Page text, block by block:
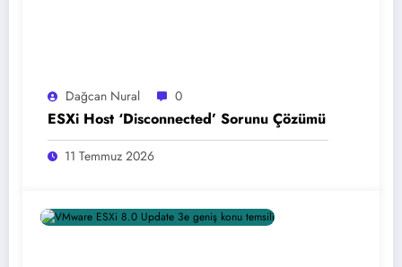
Dağcan Nural 0
ESXi Host ‘Disconnected’ Sorunu Çözümü
11 Temmuz 2026